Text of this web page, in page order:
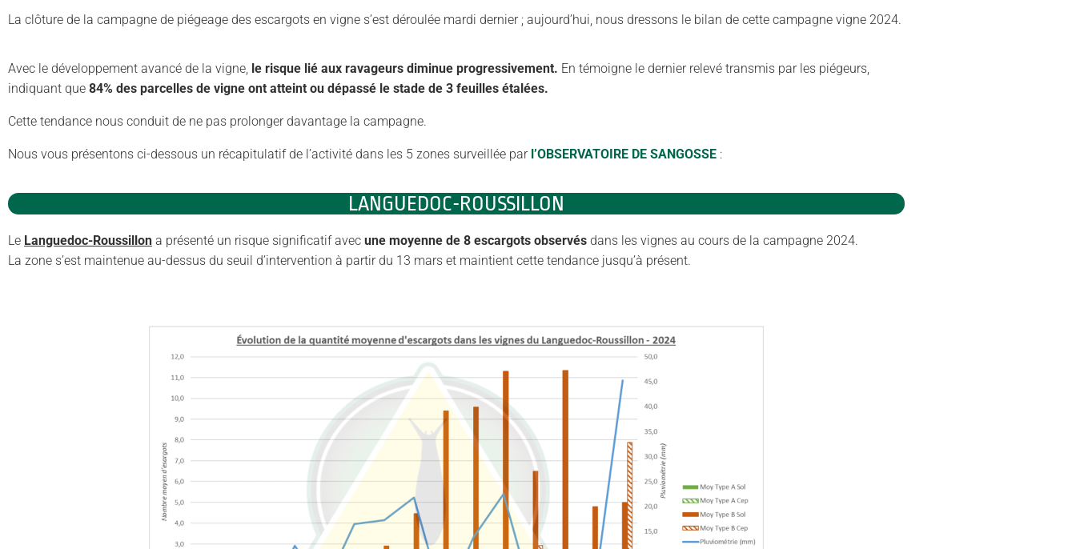
La clôture de la campagne de piégeage des escargots en vigne s’est déroulée mardi dernier ; aujourd’hui, nous dressons le bilan de cette campagne vigne 2024.
Avec le développement avancé de la vigne, le risque lié aux ravageurs diminue progressivement. En témoigne le dernier relevé transmis par les piégeurs,
indiquant que 84% des parcelles de vigne ont atteint ou dépassé le stade de 3 feuilles étalées.
Cette tendance nous conduit de ne pas prolonger davantage la campagne.
Nous vous présentons ci-dessous un récapitulatif de l’activité dans les 5 zones surveillée par l’OBSERVATOIRE DE SANGOSSE :
LANGUEDOC-ROUSSILLON
Le Languedoc-Roussillon a présenté un risque significatif avec une moyenne de 8 escargots observés dans les vignes au cours de la campagne 2024.
La zone s’est maintenue au-dessus du seuil d’intervention à partir du 13 mars et maintient cette tendance jusqu’à présent.